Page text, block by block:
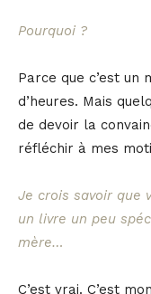
Pourquoi ?
Parce que c’est un
d’heures. Mais
de devoir la
réfléchir à mes
Je crois savoir que
un livre un peu
mère…
C’est vrai. C’est